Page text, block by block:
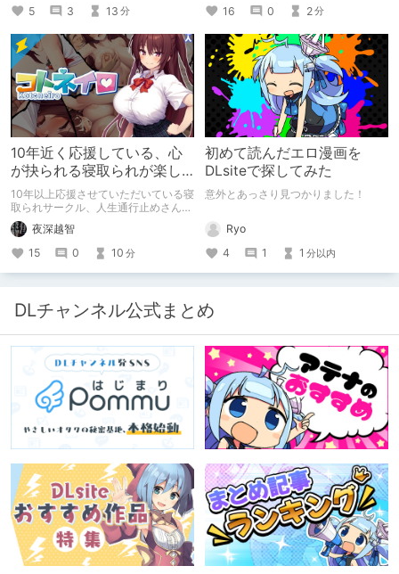
5
3 13 分
16
0 2分
10年近く応援している、心
が抉られる寝取られが楽し
めるサークル
10年以上応援させていただいている寝
取られサークル、人生通行止めさんの
新作がとても良かったので、新作を中
心に、このサークルのゲームを紹介し
たくて、記事を書かせていただく。
キミノオモイからずっと好きな熱心な
ファンとしての記事にどうか、お付き
微修正）
夜深越智
15
0 10 分
初めて読んだエロ漫画を
DLsiteで探してみた
意外とあっさり見つかりました！
Ryo
4
1 1 分以内
DLチャンネル公式まとめ